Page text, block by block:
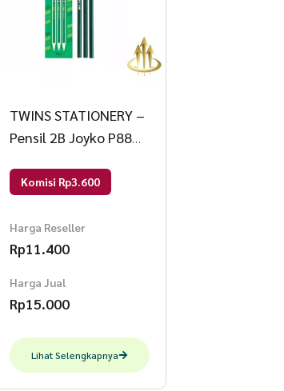
TWINS STATIONERY –
Pensil 2B Joyko P88
Hijau
Komisi Rp3.600
Harga Reseller
Rp11.400
Harga Jual
Rp15.000
Lihat Selengkapnya